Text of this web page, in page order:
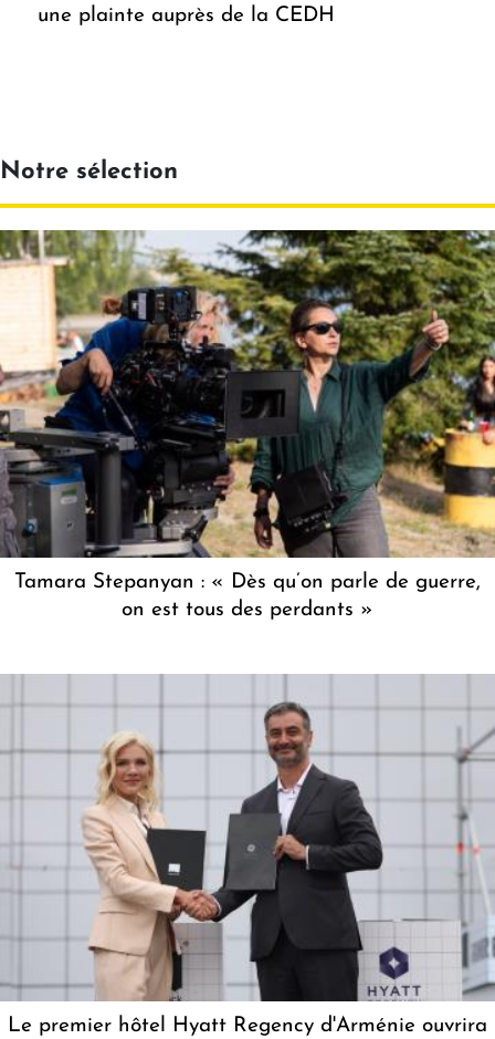
une plainte auprès de la CEDH
Notre sélection
Tamara Stepanyan : « Dès qu’on parle de guerre,
on est tous des perdants »
Le premier hôtel Hyatt Regency d'Arménie ouvrira